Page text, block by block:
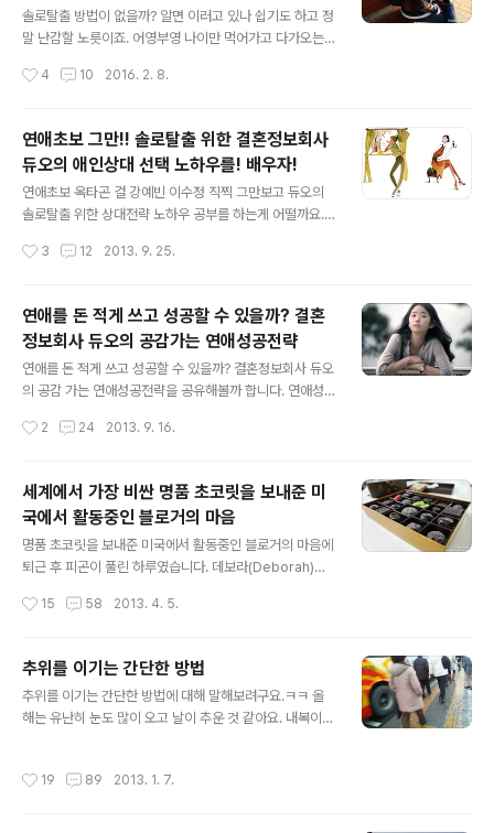
솔로탈출 방법이 없을까? 알면 이러고 있나 쉽기도 하고 정
말 난감할 노릇이죠. 어영부영 나이만 먹어가고 다가오는
함이 없는 자신을 돌아봐도 정말 이해가 되지 않은 부분이
날일 겁니다. 언제 국수를 먹여줄래~~ 정말 명절때마다 알
면서 왜 그리 볶아대는지~~대답하기 힘든 질문으로 인사
를 받는 것은 여간 짜증나는 일이 아닐 수 없습니다. 그런데
그나마 물어 봐줄때가 좋은 거죠. 봄이 오기전 확실한 돌파
움직여 보는 것은 어떨까요. 긴 설연휴 내내 인사만 받을 수
4 10 2016. 2. 8.
연애초보 그만!! 솔로탈출 위한 결혼정보회사
듀오의 애인상대 선택 노하우를! 배우자!
연애초보 옥타곤 걸 강예빈 이수정 직찍 그만보고 듀오의
솔로탈출 위한 상대전략 노하우 공부를 하는게 어떨까요.
일 맨붕~~ 옥타곤걸 강예빈의 화보를 보느라 토끼눈으로
합니다. 외로움 극복하기 위해서는 옥타곤걸 강예빈, 이수
정 직찍을 보는 것 보다는 취미를 만들고 최대한 활동적으
로 누군가를 찾으려고 노력하는 게 필요합니다. 영화처럼
자신이 바라던 이상형의 여성을 만나기만을 기다리는 것은
감나무 밑에서 입을 벌리고 있는 것이나 다름이 없죠. 결혼
가 똑같네요?』를 누군가로부터 듣는다면 가을은 낭만의 계
3 12 2013. 9. 25.
연애를 돈 적게 쓰고 성공할 수 있을까? 결혼
정보회사 듀오의 공감가는 연애성공전략
연애를 돈 적게 쓰고 성공할 수 있을까? 결혼정보회사 듀오
의 공감 가는 연애성공전략을 공유해볼까 합니다. 연애성
마음에 드는 이성과 사귈 수만 있다면 코피 터지게 알바를
는 기회가 되면 현실은 다르다는 걸 알게 됩니다. 그녀의 마
음을 사로잡기 위해 선물공세도 하게 되고 필요이상으로
비용을 쓰게 되죠. 중요한 것은 그런게 아닌데 말이죠. 그래
서 연애솔로인지 모르지만요. 결혼정보회사로 유명한 듀오
에 올라오는 연애관련 자료만 봐도 도움이 될텐데 말이죠.
죠. 연애도 어느 정도 스킬이 필요하다는 걸 알아야 하는데
2 24 2013. 9. 16.
세계에서 가장 비싼 명품 초코릿을 보내준 미
국에서 활동중인 블로거의 마음
명품 초코릿을 보내준 미국에서 활동중인 블로거의 마음에
퇴근 후 피곤이 풀린 하루였습니다. 데보라(Deborah)님
명품 초콜릿보다 더 비싼 명품 명품 초콜릿이었답니다. 한
리 먹고 싶다고 했지만 그렇게 빨리 먹어서는 안되는 초콜
릿이란다.라고 말했답니다. 데보라님은 2005년 6월15일
처음 블로그를 시작하신 선배 블로거이시죠. 2009년 12
월20일 데보라님의 방문이 인연이 되어 벌써 4년이 되어
도 했답니다. 데보라(Deborah)님의 블로그는 일상에서
15 58 2013. 4. 5.
추위를 이기는 간단한 방법
추위를 이기는 간단한 방법에 대해 말해보려구요.ㅋㅋ 올
해는 유난히 눈도 많이 오고 날이 추운 것 같아요. 내복이나
장갑을 끼고 다니지만 요놈의 스마트 폰때문에 장갑을 벗
19 89 2013. 1. 7.